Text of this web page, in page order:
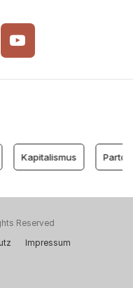
Kapitalismus Partei
Reserved
Impressum